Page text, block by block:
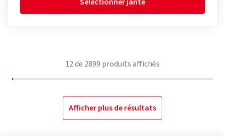
12de 2899 produits affichés
Afficher plus de résultats